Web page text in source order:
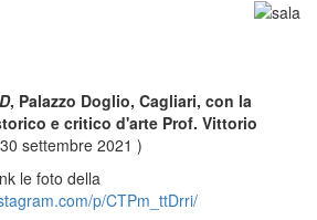
, Palazzo Doglio, Cagliari, con la
e critico d'arte Prof. Vittorio
settembre 2021 )
le foto della
p/CTPm_ttDrri/